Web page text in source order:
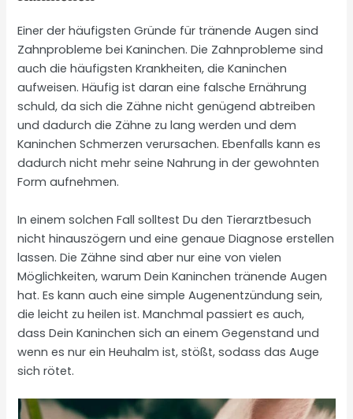
Einer der häufigsten Gründe für tränende Augen sind
Zahnprobleme bei Kaninchen. Die Zahnprobleme sind
auch die häufigsten Krankheiten, die Kaninchen
aufweisen. Häufig ist daran eine falsche Ernährung
schuld, da sich die Zähne nicht genügend abtreiben
und dadurch die Zähne zu lang werden und dem
Kaninchen Schmerzen verursachen. Ebenfalls kann es
dadurch nicht mehr seine Nahrung in der gewohnten
Form aufnehmen.
In einem solchen Fall solltest Du den Tierarztbesuch
nicht hinauszögern und eine genaue Diagnose erstellen
lassen. Die Zähne sind aber nur eine von vielen
Möglichkeiten, warum Dein Kaninchen tränende Augen
hat. Es kann auch eine simple Augenentzündung sein,
die leicht zu heilen ist. Manchmal passiert es auch,
dass Dein Kaninchen sich an einem Gegenstand und
wenn es nur ein Heuhalm ist, stößt, sodass das Auge
sich rötet.